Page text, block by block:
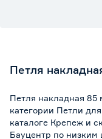
Петля
Петля накладная 85
категории Петли
каталоге Крепеж и
Бауцентр по низким